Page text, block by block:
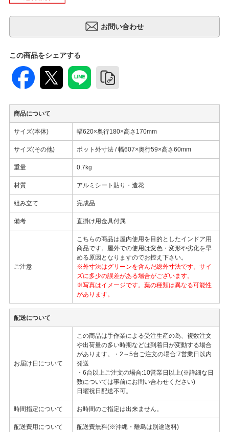
この商品をシェアする
商品について
サイズ(本体) 幅620×奥行180×高さ170mm
サイズ(その他) ポット外寸法 / 幅607×奥行59×高さ60mm
重量 0.7kg
材質 アルミシート貼り・造花
組み立て 完成品
備考 直掛け用金具付属
ご注意
こちらの商品は屋内使用を目的としたインドア用
商品です。屋外での使用は変色・変形や劣化を早
める原因となりますのでお控え下さい。
※外寸法はグリーンを含んだ総外寸法です。サイ
ズに多少の誤差がある場合がございます。
※写真はイメージです。葉の種類は異なる可能性
があります。
配送について
お届け日について
この商品は手作業による受注生産の為、複数注文
や出荷量の多い時期などは到着日が変動する場合
があります。・2～5台ご注文の場合:7営業日以内
発送
・6台以上ご注文の場合:10営業日以上(※詳細な日
数については事前にお問い合わせください)
日曜祝日配送不可。
時間指定について お時間のご指定は出来ません。
配送費用について 配送費無料(※沖縄・離島は別途送料)